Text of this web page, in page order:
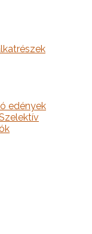
edények